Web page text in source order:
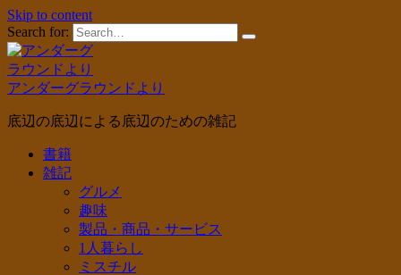
Skip to content
Search for:
アンダーグラウンドより
底辺の底辺による底辺のための雑記
書籍
雑記
グルメ
趣味
製品・商品・サービス
1人暮らし
ミスチル